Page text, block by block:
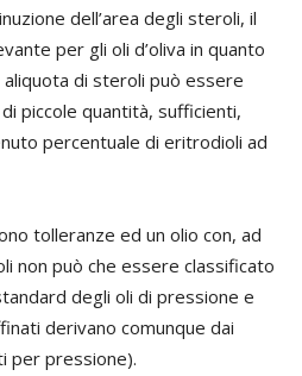
dell’area degli steroli, il
per gli oli d’oliva in quanto
di steroli può essere
piccole quantità, sufficienti,
percentuale di eritrodioli ad
tolleranze ed un olio con, ad
non può che essere classificato
degli oli di pressione e
derivano comunque dai
per pressione).